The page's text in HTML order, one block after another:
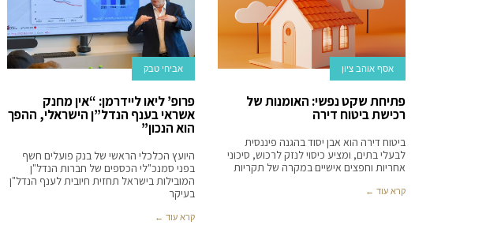
אסף אוהב ציון
פתיחת שקט נפשי: האומנות של
רכישת ביטוח דירה
ביטוח דירה הוא אבן יסוד בהגנה פיננסית
לבעלי בתים, ומציע כיסוי לנזק לרכוש, סיכוני
אחריות וחפצים אישיים במקרה של תקריות
קרא עוד ←
אביחי טבק‬‎
פרופ’ ליאו ליידרמן: “אין מחנק
אשראי בענף הנדל”ן הישראלי, ההפך
הוא הנכון”
היועץ הכלכלי הראשי של בנק פועלים חשף
בפני סמנכ"לי הכספים של חברות הנדל"ן
המובילות בישראל תחזית חיובית לענף הנדל"ן
בעיקר
קרא עוד ←